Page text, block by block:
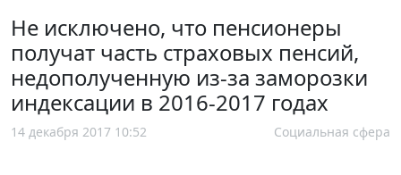
Не исключено, что пенсионеры
получат часть страховых пенсий,
недополученную из-за заморозки
индексации в 2016-2017 годах
14 декабря 2017 10:52 Социальная сфера